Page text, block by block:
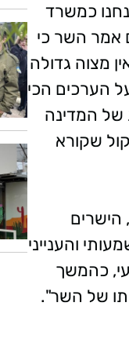
כמשרד
אמר השר כי
מצוה גדולה
הערכים הכי
של המדינה
שקורא
הישרים
והענייני
כהמשך
של השר".